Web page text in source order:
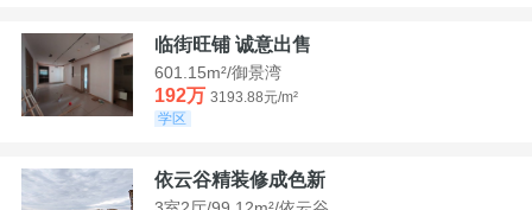
临街旺铺 诚意出售
601.15m²/御景湾
192万 3193.88元/m²
学区
依云谷精装修成色新